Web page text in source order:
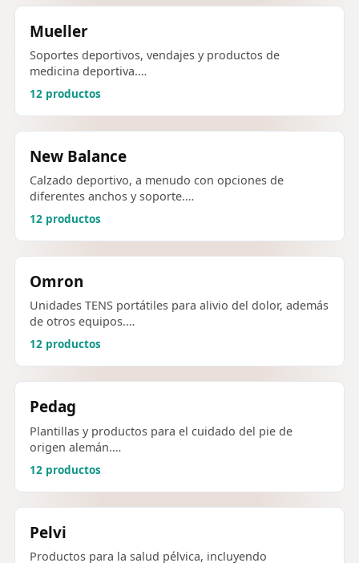
Mueller
Soportes deportivos, vendajes y productos de
medicina deportiva.…
12 productos
New Balance
Calzado deportivo, a menudo con opciones de
diferentes anchos y soporte.…
12 productos
Omron
Unidades TENS portátiles para alivio del dolor, además
de otros equipos.…
12 productos
Pedag
Plantillas y productos para el cuidado del pie de
origen alemán.…
12 productos
Pelvi
Productos para la salud pélvica, incluyendo